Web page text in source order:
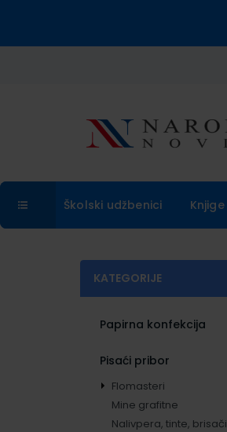
Školski udžbenici Knjige
KATEGORIJE
Papirna konfekcija
Pisaći pribor
Flomasteri
Lineri
Markeri
Mine grafitne
Nalivpera, tinte, brisači